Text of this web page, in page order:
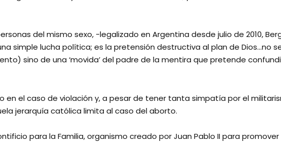
del mismo sexo, -legalizado en Argentina desde julio de 2010,
simple lucha política; es la pretensión destructiva al plan de Dios…no
sino de una ‘movida’ del padre de la mentira que pretende
en el caso de violación y, a pesar de tener tanta simpatía por el
jerarquía católica limita al caso del aborto.
para la Familia, organismo creado por Juan Pablo II para